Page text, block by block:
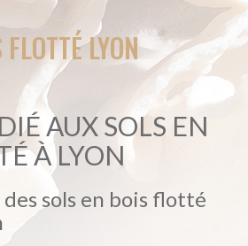
LYON
AUX SOLS EN
À LYON
sols en bois flotté